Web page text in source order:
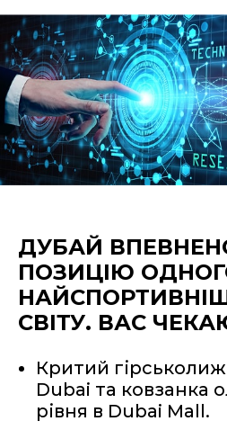
ДУБАЙ
ПОЗИЦІЮ
СВІТУ. ВАС
Критий
Dubai та ковзанка
рівня в Dubai Mall.